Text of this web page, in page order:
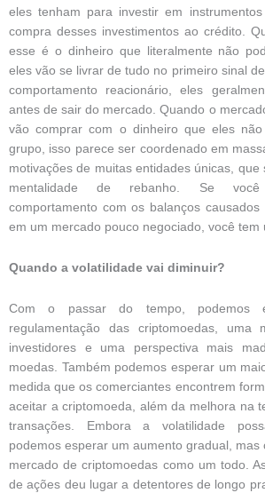
eles tenham para investir em
compra desses investimentos ao crédito.
esse é o dinheiro que literalmente não
eles vão se livrar de tudo no primeiro sinal
comportamento reacionário, eles
antes de sair do mercado. Quando o
vão comprar com o dinheiro que eles
grupo, isso parece ser coordenado em
motivações de muitas entidades únicas,
mentalidade de rebanho. Se você
comportamento com os balanços causados
em um mercado pouco negociado, você tem
Quando a volatilidade vai diminuir?
Com o passar do tempo, podemos
regulamentação das criptomoedas, uma
investidores e uma perspectiva mais
moedas. Também podemos esperar um
medida que os comerciantes encontrem
aceitar a criptomoeda, além da melhora na
transações. Embora a volatilidade
podemos esperar um aumento gradual, mas
mercado de criptomoedas como um todo.
de ações deu lugar a detentores de longo